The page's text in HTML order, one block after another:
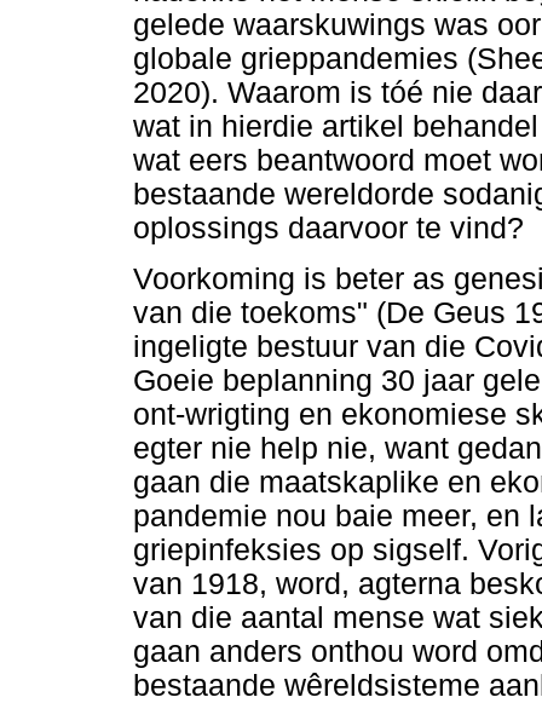
gelede waarskuwings was
globale grieppandemies
2020). Waarom is tóé nie
wat in hierdie artikel
wat eers beantwoord moet
bestaande wereldorde
oplossings daarvoor te vind?
Voorkoming is beter as
van die toekoms" (De Geus
ingeligte bestuur van die
Goeie beplanning 30 jaar
ont-wrigting en ekonomiese
egter nie help nie, want
gaan die maatskaplike en
pandemie nou baie meer, en
griepinfeksies op sigself.
van 1918, word, agterna
van die aantal mense wat
gaan anders onthou word
bestaande wêreldsisteme